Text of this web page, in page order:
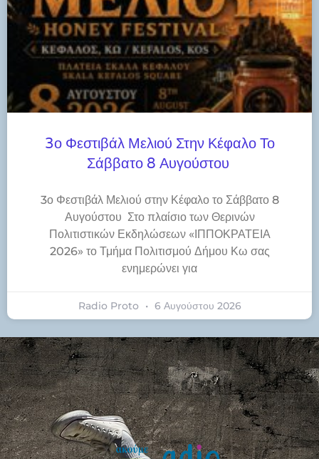
3ο Φεστιβάλ Μελιού Στην Κέφαλο Το
Σάββατο 8 Αυγούστου
3ο Φεστιβάλ Μελιού στην Κέφαλο το Σάββατο 8
Αυγούστου Στο πλαίσιο των Θερινών
Πολιτιστικών Εκδηλώσεων «ΙΠΠΟΚΡΑΤΕΙΑ
2026» το Τμήμα Πολιτισμού Δήμου Κω σας
ενημερώνει για
Radio Proto 6 Αυγούστου 2026